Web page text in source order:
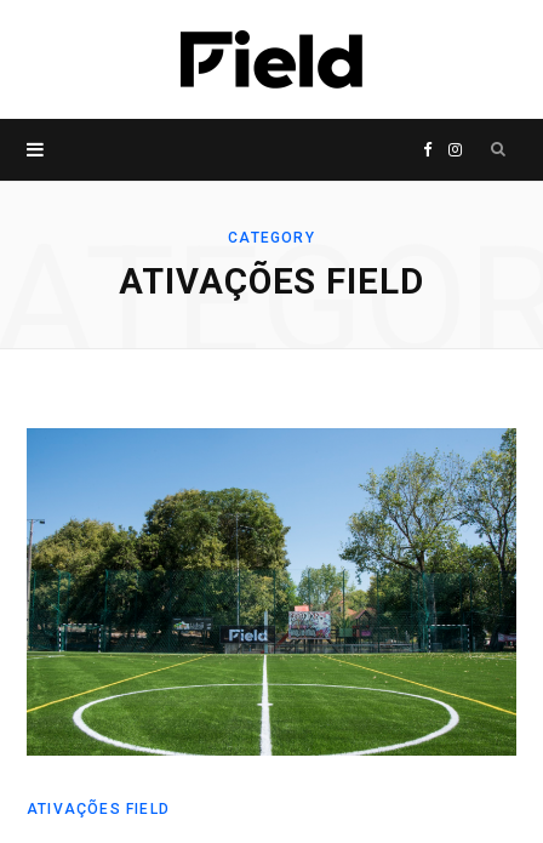
F
o
o
k
I
g
r
a
m
r
a
r
p
o
CATEGORY
ATIVAÇÕES FIELD
ATIVAÇÕES FIELD